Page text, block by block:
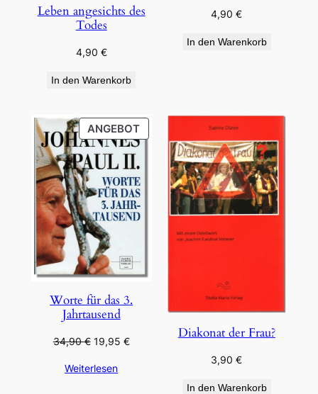
Leben angesichts des
Todes
4,90 €
In den Warenkorb
4,90€
In den Warenkorb
ANGEBOTPRODUKT
IM
ANGEBOT
Worte für das 3.
Jahrtausend
34,90€ Ursprünglicher
war:
19,95 €Aktueller
Weiterlesen
Diakonat der Frau?
3,90€
In den Warenkorb